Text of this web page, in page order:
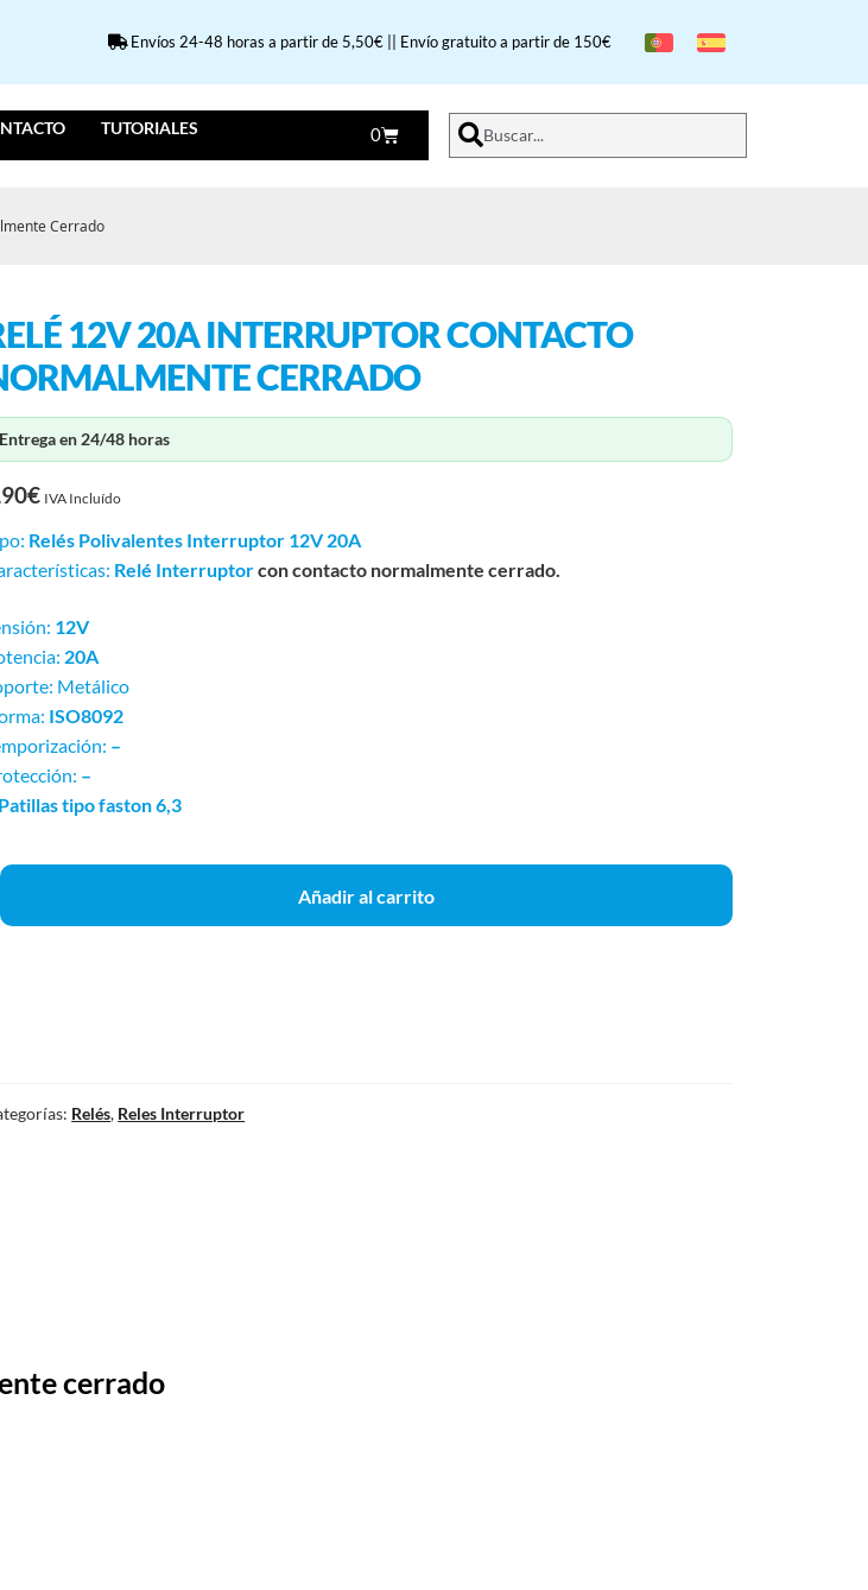
Envíos 24-48 horas a partir de 5,50€ || Envío gratuito a partir de 150€
TUTORIALES 0 Buscar...
Cerrado
12V 20A INTERRUPTOR CONTACTO
CERRADO
Entrega en 24/48 horas
€ IVA Incluído
Relés Polivalentes Interruptor 12V 20A
Relé Interruptorcon contacto normalmente cerrado.
12V
20A
Metálico
ISO8092
–
–
tipo faston 6,3
Añadir al carrito
Relés, Reles Interruptor
cerrado